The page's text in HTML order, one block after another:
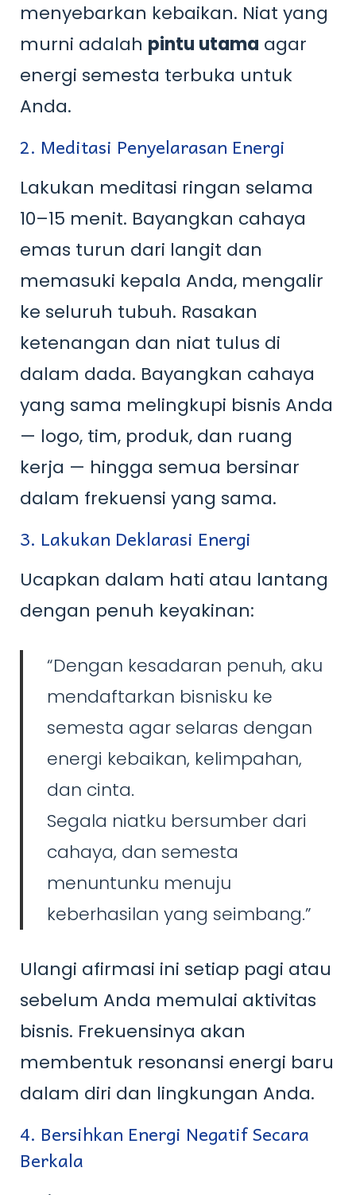
menyebarkan kebaikan. Niat yang
murni adalah pintu utama agar
energi semesta terbuka untuk
Anda.
2. Meditasi Penyelarasan Energi
Lakukan meditasi ringan selama
10–15 menit. Bayangkan cahaya
emas turun dari langit dan
memasuki kepala Anda, mengalir
ke seluruh tubuh. Rasakan
ketenangan dan niat tulus di
dalam dada. Bayangkan cahaya
yang sama melingkupi bisnis Anda
— logo, tim, produk, dan ruang
kerja — hingga semua bersinar
dalam frekuensi yang sama.
3. Lakukan Deklarasi Energi
Ucapkan dalam hati atau lantang
dengan penuh keyakinan:
“Dengan kesadaran penuh, aku
mendaftarkan bisnisku ke
semesta agar selaras dengan
energi kebaikan, kelimpahan,
dan cinta.
Segala niatku bersumber dari
cahaya, dan semesta
menuntunku menuju
keberhasilan yang seimbang.”
Ulangi afirmasi ini setiap pagi atau
sebelum Anda memulai aktivitas
bisnis. Frekuensinya akan
membentuk resonansi energi baru
dalam diri dan lingkungan Anda.
4. Bersihkan Energi Negatif Secara
Berkala